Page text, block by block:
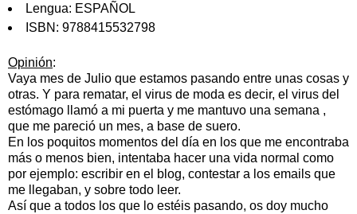
Lengua: ESPAÑOL
ISBN: 9788415532798
Opinión:
Vaya mes de Julio que estamos pasando entre unas cosas y
otras. Y para rematar, el virus de moda es decir, el virus del
estómago llamó a mi puerta y me mantuvo una semana ,
que me pareció un mes, a base de suero.
En los poquitos momentos del día en los que me encontraba
más o menos bien, intentaba hacer una vida normal como
por ejemplo: escribir en el blog, contestar a los emails que
me llegaban, y sobre todo leer.
Así que a todos los que lo estéis pasando, os doy mucho